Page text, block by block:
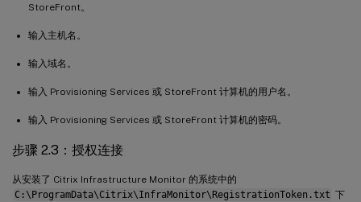
StoreFront。
输入主机名。
输入域名。
输入 Provisioning Services 或 StoreFront 计算机的用户名。
输入 Provisioning Services 或 StoreFront 计算机的密码。
步骤 2.3：授权连接
从安装了 Citrix Infrastructure Monitor 的系统中的
C:\ProgramData\Citrix\InfraMonitor\RegistrationToken.txt 下